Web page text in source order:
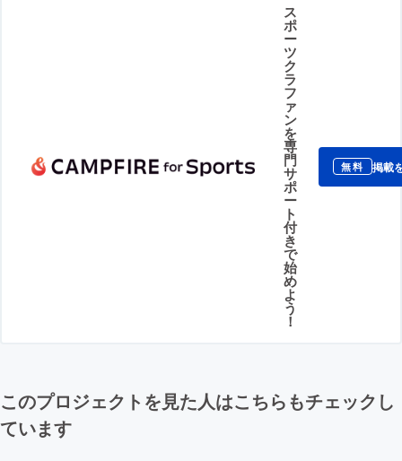
ス
ポ
ー
ツ
ク
ラ
フ
ァ
ン
を
専
門
サ
ポ
ー
ト
付
き
で
始
め
よ
う
！
無料 掲載
このプロジェクトを見た人はこちらもチェックし
ています